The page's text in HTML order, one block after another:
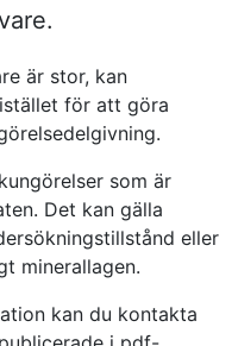
är stor, kan
för att göra
som är
Det kan gälla
eller
minerallagen.
kan du kontakta